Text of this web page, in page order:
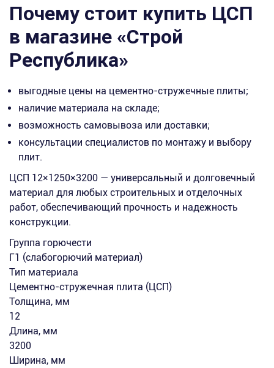
Почему стоит купить ЦСП
в магазине «Строй
Республика»
выгодные цены на цементно-стружечные плиты;
наличие материала на складе;
возможность самовывоза или доставки;
консультации специалистов по монтажу и выбору
плит.
ЦСП 12×1250×3200 — универсальный и долговечный
материал для любых строительных и отделочных
работ, обеспечивающий прочность и надежность
конструкции.
Группа горючести
Г1 (слабогорючий материал)
Тип материала
Цементно-стружечная плита (ЦСП)
Толщина, мм
12
Длина, мм
3200
Ширина, мм